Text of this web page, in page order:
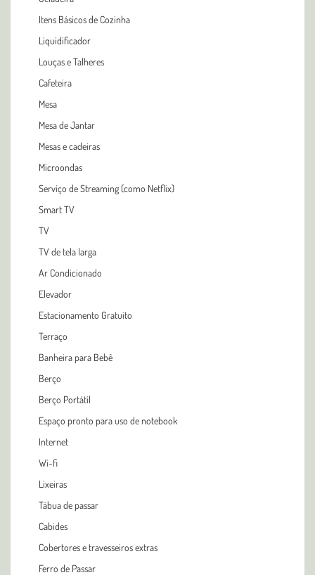
Itens Básicos de Cozinha
Liquidificador
Louças e Talheres
Cafeteira
Mesa
Mesa de Jantar
Mesas e cadeiras
Microondas
Serviço de Streaming (como Netflix)
Smart TV
TV
TV de tela larga
Ar Condicionado
Elevador
Estacionamento Gratuito
Terraço
Banheira para Bebê
Berço
Berço Portátil
Espaço pronto para uso de notebook
Internet
Wi-fi
Lixeiras
Tábua de passar
Cabides
Cobertores e travesseiros extras
Ferro de Passar